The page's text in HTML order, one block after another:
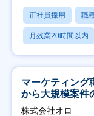
正社員採用 職
月残業20時間以内
マーケティング
から大規模案件
修充実】
株式会社オロ